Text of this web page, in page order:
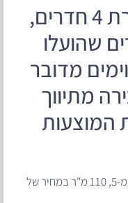
שלומי טהורי בחר בדירת 4 חדרים,
שהועלו
מדובר
מתיווך
המוצעות
דירת 4 חדרים ברחוב הרצל בעכו, קומה 2 מ-5, 110 מ"ר במחיר של